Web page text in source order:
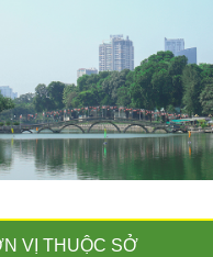
VỊ THUỘC SỞ